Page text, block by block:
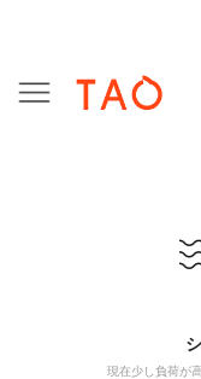
現在少し負荷が